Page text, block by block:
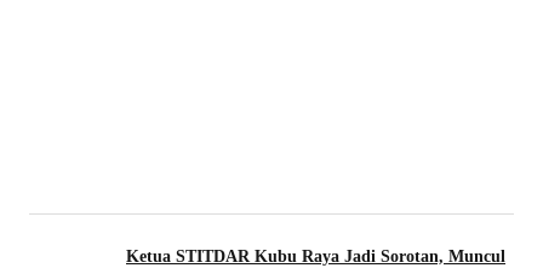
Ketua STITDAR Kubu Raya Jadi Sorotan, Muncul